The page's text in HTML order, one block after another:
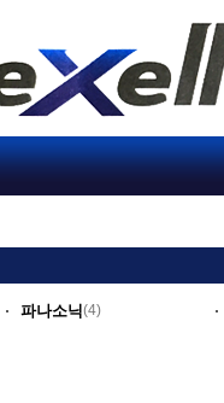
파나소닉(4)